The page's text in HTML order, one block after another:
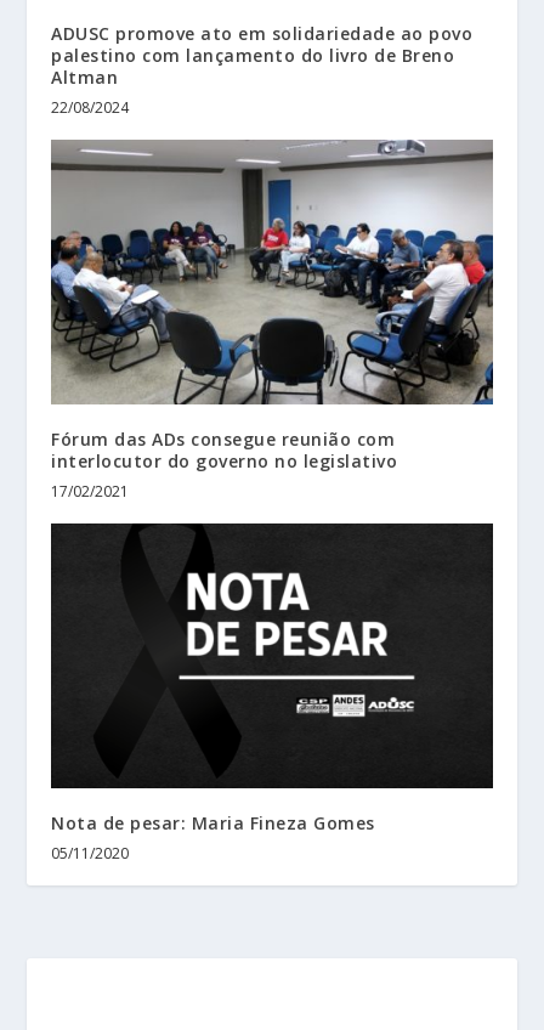
ADUSC promove ato em solidariedade ao povo
palestino com lançamento do livro de Breno
Altman
22/08/2024
Fórum das ADs consegue reunião com
interlocutor do governo no legislativo
17/02/2021
Nota de pesar: Maria Fineza Gomes
05/11/2020